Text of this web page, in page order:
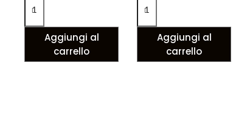
Aggiungi al
carrello
Aggiungi al
carrello